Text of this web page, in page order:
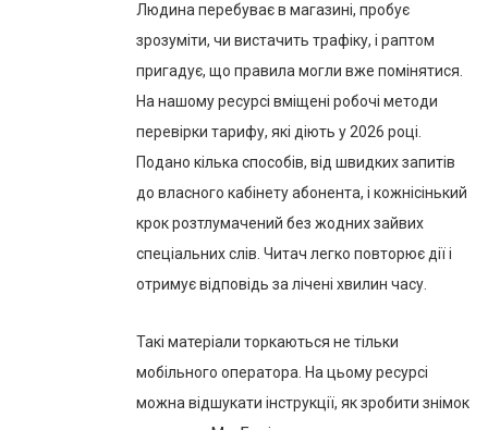
Людина перебуває в магазині, пробує
зрозуміти, чи вистачить трафіку, і раптом
пригадує, що правила могли вже помінятися.
На нашому ресурсі вміщені робочі методи
перевірки тарифу, які діють у 2026 році.
Подано кілька способів, від швидких запитів
до власного кабінету абонента, і кожнісінький
крок розтлумачений без жодних зайвих
спеціальних слів. Читач легко повторює дії і
отримує відповідь за лічені хвилин часу.
Такі матеріали торкаються не тільки
мобільного оператора. На цьому ресурсі
можна відшукати інструкції, як зробити знімок